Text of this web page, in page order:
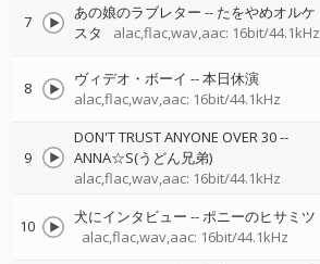
7 あの娘のラブレター -- たをやめオルケ
スタ
alac,flac,wav,aac: 16bit/44.1kHz
8 ヴィデオ・ボーイ --本日休演
alac,flac,wav,aac: 16bit/44.1kHz
9
DON'T TRUST ANYONE OVER 30--
ANNA☆S(うどん兄弟)
alac,flac,wav,aac: 16bit/44.1kHz
10 犬にインタビュー --ポニーのヒサミツ
alac,flac,wav,aac: 16bit/44.1kHz